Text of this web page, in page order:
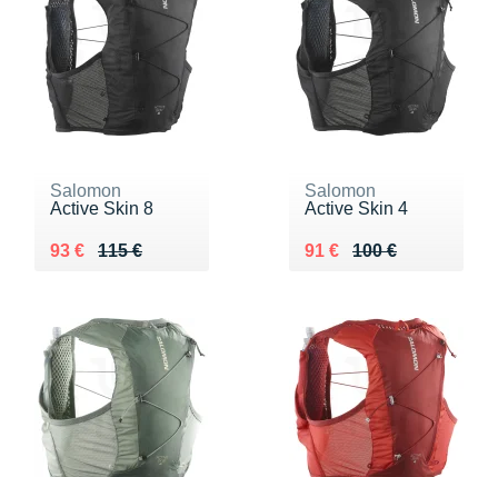
Salomon
Active Skin 8
115 €
Au lieu de 115 €
93 €
Vendu 93 €
Salomon
Active Skin 4
100 €
Au lieu de 100 €
91 €
Vendu 91 €